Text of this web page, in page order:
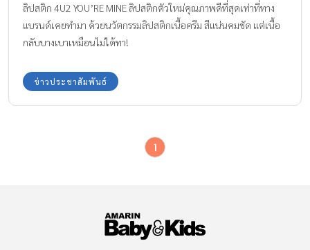
ลิปสติก 4U2 YOU’RE MINE ลิปสติกตัวใหม่คุณภาพดีที่สุดเท่าที่ทาง
แบรนด์เคยทำมา ด้วยนวัตกรรมลิปสติกเนื้อครีม สีแน่นคมชัด แต่เนื้อ
กลับบางเบาเหมือนไม่ได้ทา!
ข่าวประชาสัมพันธ์
1